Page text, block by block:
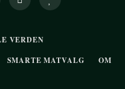
VERDEN
SMARTE MATVALG OM